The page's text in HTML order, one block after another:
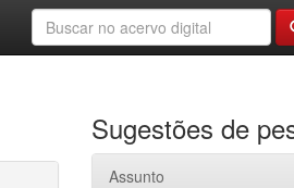
Sugestões de
Assunto